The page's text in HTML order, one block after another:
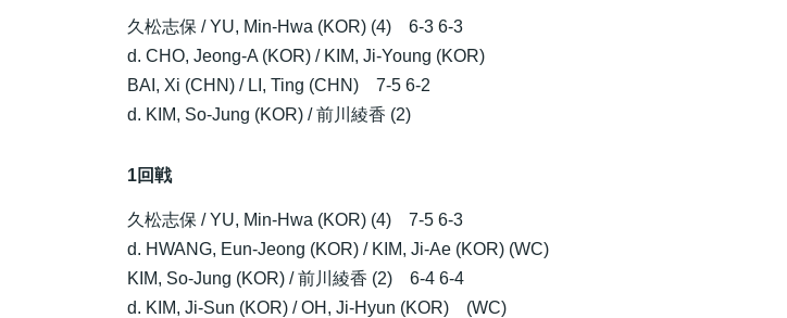
久松志保 / YU, Min-Hwa (KOR) (4) 6-3 6-3
d. CHO, Jeong-A (KOR) / KIM, Ji-Young (KOR)
BAI, Xi (CHN) / LI, Ting (CHN) 7-5 6-2
d. KIM, So-Jung (KOR) /前川綾香 (2)
1回戦
久松志保 / YU, Min-Hwa (KOR) (4) 7-5 6-3
d. HWANG, Eun-Jeong (KOR) / KIM, Ji-Ae (KOR) (WC)
KIM, So-Jung (KOR) /前川綾香 (2) 6-4 6-4
d. KIM, Ji-Sun (KOR) / OH, Ji-Hyun (KOR) (WC)